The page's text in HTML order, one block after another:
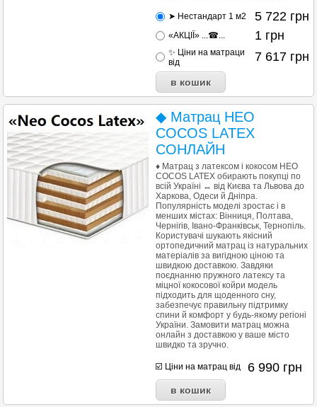
➤ Нестандарт 1 м2 5 722 грн
«АКЦІЇ» ...☎... 1 грн
✨ Ціни на матраци
від
7 617 грн
◆ Матрац НЕО
COCOS LATEX
СОНЛАЙН
♦ Матрац з латексом і кокосом НЕО
COCOS LATEX обирають покупці по
всій Україні ↔ від Києва та Львова до
Харкова, Одеси й Дніпра.
Популярність моделі зростає і в
менших містах: Вінниця, Полтава,
Чернігів, Івано-Франківськ, Тернопіль.
Користувачі шукають якісний
ортопедичний матрац із натуральних
матеріалів за вигідною ціною та
швидкою доставкою. Завдяки
поєднанню пружного латексу та
міцної кокосової койри модель
підходить для щоденного сну,
забезпечує правильну підтримку
спини й комфорт у будь-якому регіоні
України. Замовити матрац можна
онлайн з доставкою у ваше місто
швидко та зручно.
☑️ Ціни на матрац від 6 990 грн